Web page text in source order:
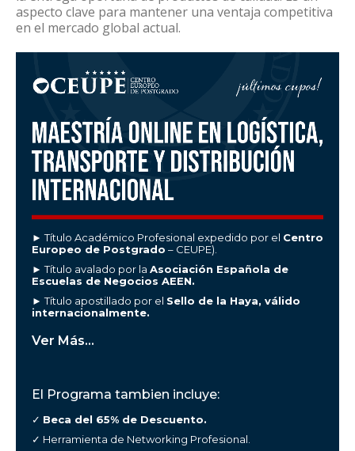
aspecto clave para mantener una ventaja competitiva
en el mercado global actual.
► Título Académico Profesional expedido por el Centro
Europeo de Postgrado – CEUPE).
► Título avalado por la Asociación Española de
Escuelas de Negocios AEEN.
► Título apostillado por el Sello de la Haya, válido
internacionalmente.
Ver Más...
El Programa tambien incluye:
✓ Beca del 65% de Descuento.
✓ Herramienta de Networking Profesional.